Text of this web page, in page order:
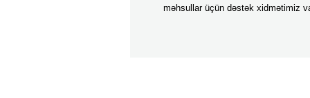
məhsullar üçün dəstək xidmətimiz